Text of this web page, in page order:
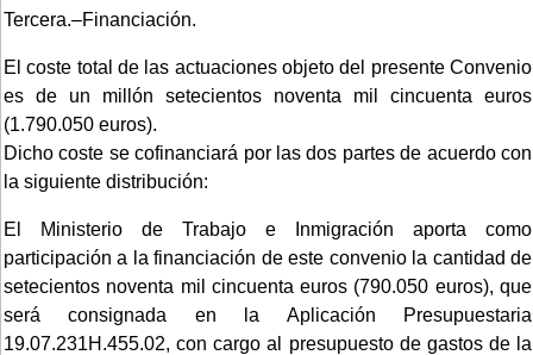
Tercera.–Financiación.
El coste total de las actuaciones objeto del presente Convenio
es de un millón setecientos noventa mil cincuenta euros
(1.790.050 euros).
Dicho coste se cofinanciará por las dos partes de acuerdo con
la siguiente distribución:
El Ministerio de Trabajo e Inmigración aporta como
participación a la financiación de este convenio la cantidad de
setecientos noventa mil cincuenta euros (790.050 euros), que
será consignada en la Aplicación Presupuestaria
19.07.231H.455.02, con cargo al presupuesto de gastos de la